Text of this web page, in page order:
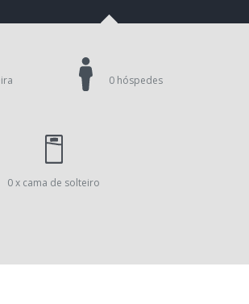
0 x cama de solteiro
0 hóspedes